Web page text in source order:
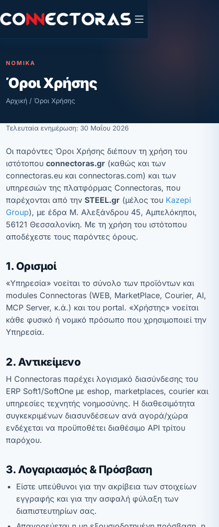
ΝΟΜΙΚΆ
Όροι Χρήσης
Αρχική / Όροι Χρήσης
Τελευταία ενημέρωση: 30 Μαΐου 2026
Οι παρόντες Όροι Χρήσης διέπουν τη χρήση του
ιστότοπου connectoras.gr (καθώς και των
connectoras.eu και connectoras.com) και των
υπηρεσιών της πλατφόρμας Connectoras, που
παρέχονται από την STEEL.gr (μέλος του Kazepi
Group), με έδρα Μ. Αλεξάνδρου 45, Αμπελόκηποι,
56121 Θεσσαλονίκη. Με τη χρήση του ιστότοπου
αποδέχεστε τους παρόντες όρους.
1. Ορισμοί
«Υπηρεσία» νοείται το σύνολο των προϊόντων και
modules Connectoras (WEB, MarketPlace, Courier, AI,
MCP Server, κ.ά.) και του portal. «Χρήστης» νοείται
κάθε φυσικό ή νομικό πρόσωπο που χρησιμοποιεί την
Υπηρεσία.
2. Αντικείμενο
Η Connectoras παρέχει λογισμικό διασύνδεσης του
ERP Soft1/SoftOne με eshop, marketplaces, courier και
υπηρεσίες τεχνητής νοημοσύνης. Η διαθεσιμότητα
συγκεκριμένων διασυνδέσεων ανά αγορά/χώρα
ενδέχεται να προϋποθέτει διαθέσιμο API τρίτου
παρόχου.
3. Λογαριασμός & Πρόσβαση
Είστε υπεύθυνοι για την ακρίβεια των στοιχείων
εγγραφής και για την ασφαλή φύλαξη των
διαπιστευτηρίων σας.